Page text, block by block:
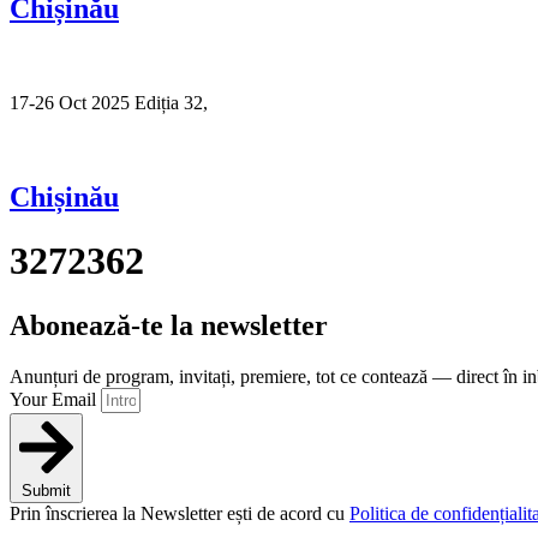
Chișinău
17-26 Oct 2025 Ediția 32,
Chișinău
3272362
Abonează-te la newsletter
Anunțuri de program, invitați, premiere, tot ce contează — direct în
Your Email
Submit
Prin înscrierea la Newsletter ești de acord cu Politica de